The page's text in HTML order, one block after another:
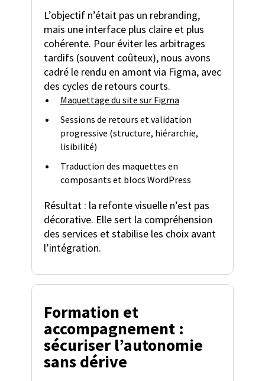
L’objectif n’était pas un rebranding,
mais une interface plus claire et plus
cohérente. Pour éviter les arbitrages
tardifs (souvent coûteux), nous avons
cadré le rendu en amont via Figma, avec
des cycles de retours courts.
Maquettage du site sur Figma
Sessions de retours et validation
progressive (structure, hiérarchie,
lisibilité)
Traduction des maquettes en
composants et blocs WordPress
Résultat : la refonte visuelle n’est pas
décorative. Elle sert la compréhension
des services et stabilise les choix avant
l’intégration.
Formation et
accompagnement :
sécuriser l’autonomie
sans dérive